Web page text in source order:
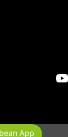
App